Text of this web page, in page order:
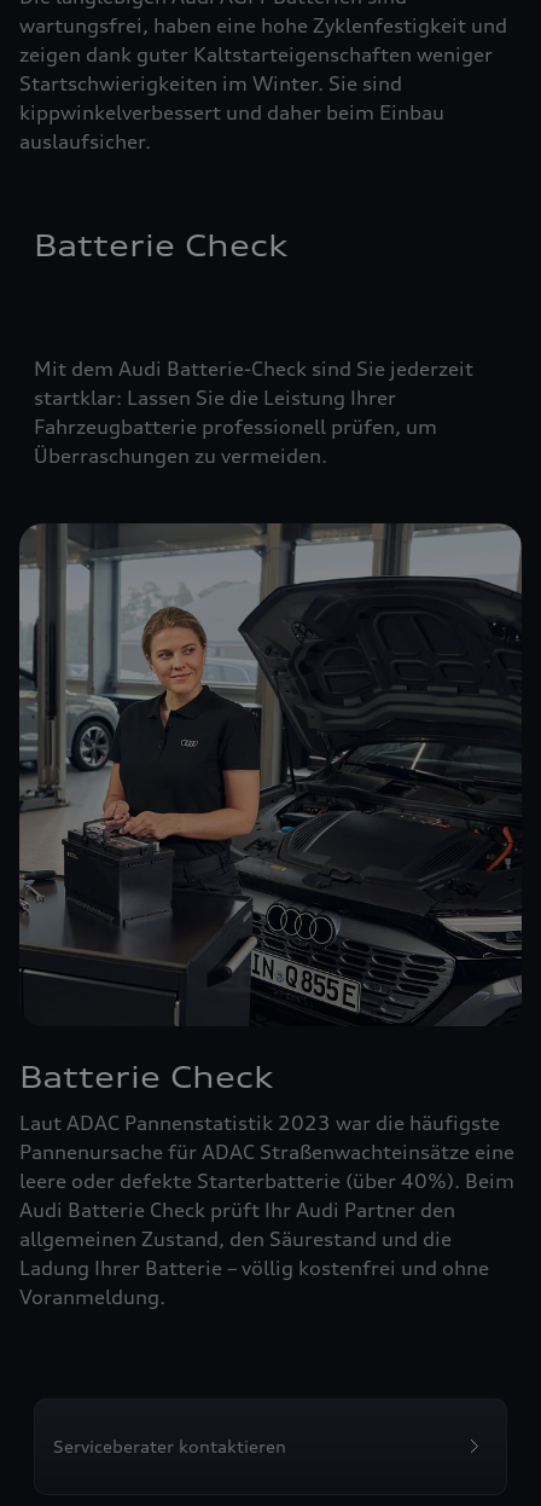
wartungsfrei, haben eine hohe Zyklenfestigkeit und
zeigen dank guter Kaltstarteigenschaften weniger
Startschwierigkeiten im Winter. Sie sind
kippwinkelverbessert und daher beim Einbau
auslaufsicher.
Batterie Check
Mit dem Audi Batterie-Check sind Sie jederzeit
startklar: Lassen Sie die Leistung Ihrer
Fahrzeugbatterie professionell prüfen, um
Überraschungen zu vermeiden.
Batterie Check
Laut ADAC Pannenstatistik 2023 war die häufigste
Pannenursache für ADAC Straßenwachteinsätze eine
leere oder defekte Starterbatterie (über 40%). Beim
Audi Batterie Check prüft Ihr Audi Partner den
allgemeinen Zustand, den Säurestand und die
Ladung Ihrer Batterie – völlig kostenfrei und ohne
Voranmeldung.
Serviceberater kontaktieren